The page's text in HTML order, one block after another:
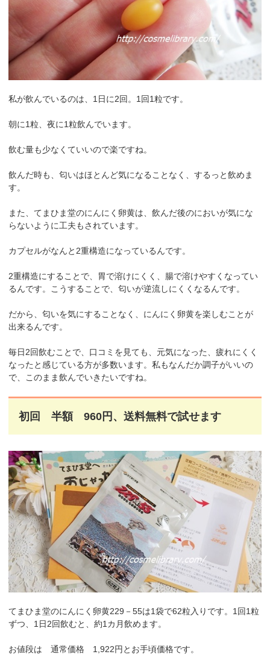
私が飲んでいるのは、1日に2回。1回1粒です。
朝に1粒、夜に1粒飲んでいます。
飲む量も少なくていいので楽ですね。
飲んだ時も、匂いはほとんど気になることなく、するっと飲めま
す。
また、てまひま堂のにんにく卵黄は、飲んだ後のにおいが気にな
らないように工夫もされています。
カプセルがなんと2重構造になっているんです。
2重構造にすることで、胃で溶けにくく、腸で溶けやすくなってい
るんです。こうすることで、匂いが逆流しにくくなるんです。
だから、匂いを気にすることなく、にんにく卵黄を楽しむことが
出来るんです。
毎日2回飲むことで、口コミを見ても、元気になった、疲れにくく
なったと感じている方が多数います。私もなんだか調子がいいの
で、このまま飲んでいきたいですね。
初回 半額 960円、送料無料で試せます
てまひま堂のにんにく卵黄229－55は1袋で62粒入りです。1回1粒
ずつ、1日2回飲むと、約1カ月飲めます。
お値段は 通常価格 1,922円とお手頃価格です。